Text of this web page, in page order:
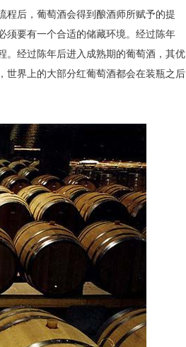
后，葡萄酒会得到酿酒师所赋予的提
须要有一个合适的储藏环境。经过陈年
。经过陈年后进入成熟期的葡萄酒，其优
世界上的大部分红葡萄酒都会在装瓶之后